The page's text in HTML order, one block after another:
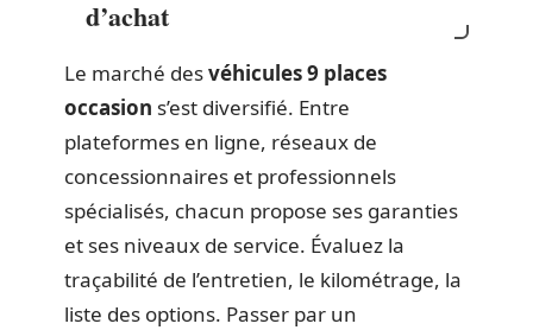
d’achat
Le marché desvéhicules 9 places
occasion s’est diversifié. Entre
plateformes en ligne, réseaux de
concessionnaires et professionnels
spécialisés, chacun propose ses garanties
et ses niveaux de service. Évaluez la
traçabilité de l’entretien, le kilométrage, la
liste des options. Passer par un